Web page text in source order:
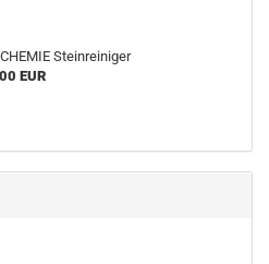
Steinreiniger
EUR